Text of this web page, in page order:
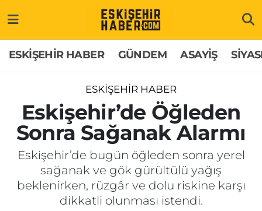
ESKİŞEHİR HABER GÜNDEM ASAYİŞ
ESKİŞEHİR HABER
Eskişehir’de Öğleden
Sonra Sağanak Alarmı
Eskişehir’de bugün öğleden sonra yerel
sağanak ve gök gürültülü yağış
beklenirken, rüzgâr ve dolu riskine karşı
dikkatli olunması istendi.
GÜNDEM
ASAYİŞ
SİYASET
EKONOMİ
SAĞLIK
Hakkımızda
İletişim
Künye
Odunpazarı Trafik Yoğunluk Haritası
Süper Lig Puan Durumu ve Fikstür
Tüm Manşetler
Son Dakika Haberleri
Haber Arşivi